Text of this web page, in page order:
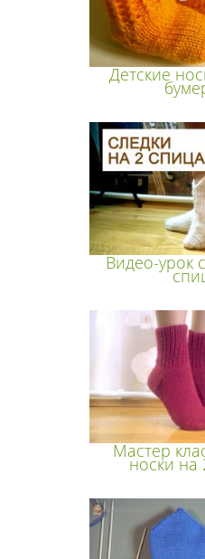
Детские
Видео-урок
Мастер
носки на